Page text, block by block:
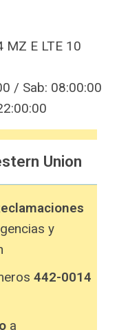
MZ E LTE 10
/ Sab: 08:00:00
Union
y
442-0014
a